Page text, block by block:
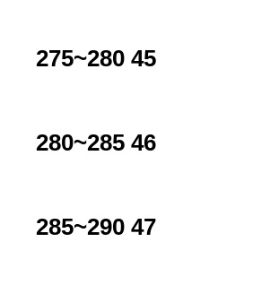
275~280 45
280~285 46
285~290 47